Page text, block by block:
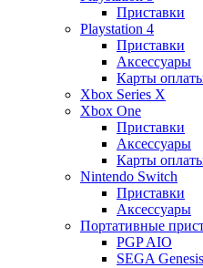
Приставки
Playstation 4
Приставки
Аксессуары
Карты
Xbox Series X
Xbox One
Приставки
Аксессуары
Карты
Nintendo Switch
Приставки
Аксессуары
Портативные
PGP AIO
SEGA Genesis